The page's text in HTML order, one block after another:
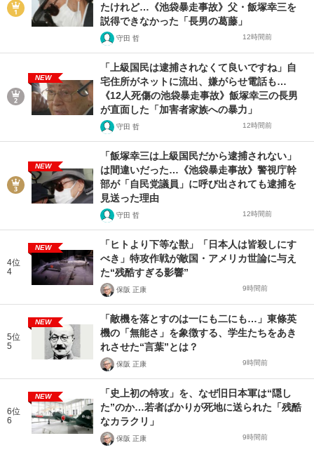
たけれど…《池袋暴走事故》父・飯塚幸三を
説得できなかった「長男の葛藤」
守田 哲 12時間前
NEW
「上級国民は逮捕されなくて良いですね」自
宅住所がネットに流出、嫌がらせ電話も…
《12人死傷の池袋暴走事故》飯塚幸三の長男
が直面した「加害者家族への暴力」
守田 哲 12時間前
NEW
「飯塚幸三は上級国民だから逮捕されない」
は間違いだった…《池袋暴走事故》警視庁幹
部が「自民党議員」に呼び出されても逮捕を
見送った理由
守田 哲 12時間前
4位
4
NEW
「ヒトより下等な獣」「日本人は皆殺しにす
べき」特攻作戦が敵国・アメリカ世論に与え
た“残酷すぎる影響”
保阪 正康 9時間前
5位
5
NEW
「敵機を落とすのは一にも二にも…」東條英
機の「無能さ」を象徴する、学生たちをあき
れさせた“言葉”とは？
保阪 正康 9時間前
6位
6
NEW
「史上初の特攻」を、なぜ旧日本軍は“隠し
た”のか…若者ばかりが死地に送られた「残酷
なカラクリ」
保阪 正康 9時間前